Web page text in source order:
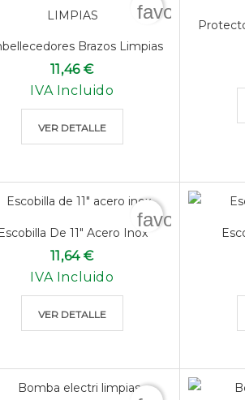
Brazos Limpias
11,46 €
IVA Incluido
VER DETALLE
Escobilla De 11" Acero Inox
11,64 €
IVA Incluido
VER DETALLE